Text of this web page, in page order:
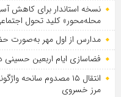
نسخه استاندار برای کاهش
محله‌محور» کلید تحول
مدارس از اول مهر به‌صورت
فضاسازی ایام اربعین حسینی
انتقال ۱۵ مصدوم سانحه
مرز خسروی